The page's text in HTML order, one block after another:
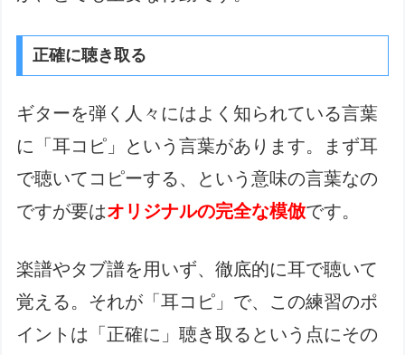
正確に聴き取る
ギターを弾く人々にはよく知られている言葉
に「耳コピ」という言葉があります。まず耳
で聴いてコピーする、という意味の言葉なの
ですが要はオリジナルの完全な模倣です。
楽譜やタブ譜を用いず、徹底的に耳で聴いて
覚える。それが「耳コピ」で、この練習のポ
イントは「正確に」聴き取るという点にその